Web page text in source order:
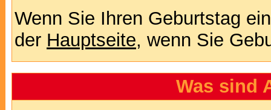
Wenn Sie Ihren Geburtstag
der Hauptseite, wenn Sie
Was sind